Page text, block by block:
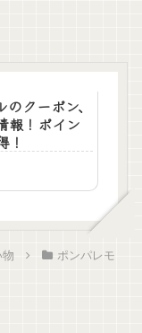
クーポン、
報！ポイン
！
物
ポンパレモ